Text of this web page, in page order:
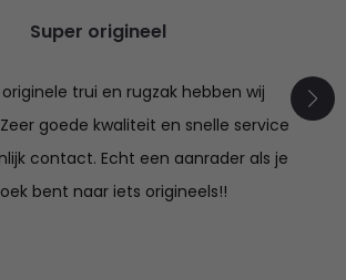
Super origineel
trui en rugzak hebben wij
goede kwaliteit en snelle service
contact. Echt een aanrader als je
bent naar iets origineels!!